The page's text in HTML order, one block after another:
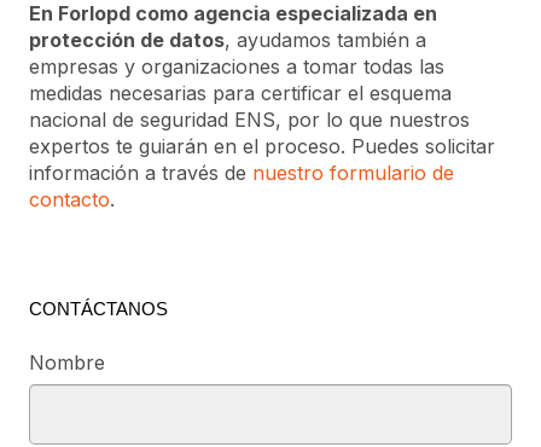
En Forlopd como agencia especializada en
protección de datos, ayudamos también a
empresas y organizaciones a tomar todas las
medidas necesarias para certificar el esquema
nacional de seguridad ENS, por lo que nuestros
expertos te guiarán en el proceso. Puedes solicitar
información a través de nuestro formulario de
contacto.
CONTÁCTANOS
Nombre